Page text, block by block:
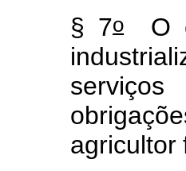
§ 7o O
serviços
obrigaç
agricultor